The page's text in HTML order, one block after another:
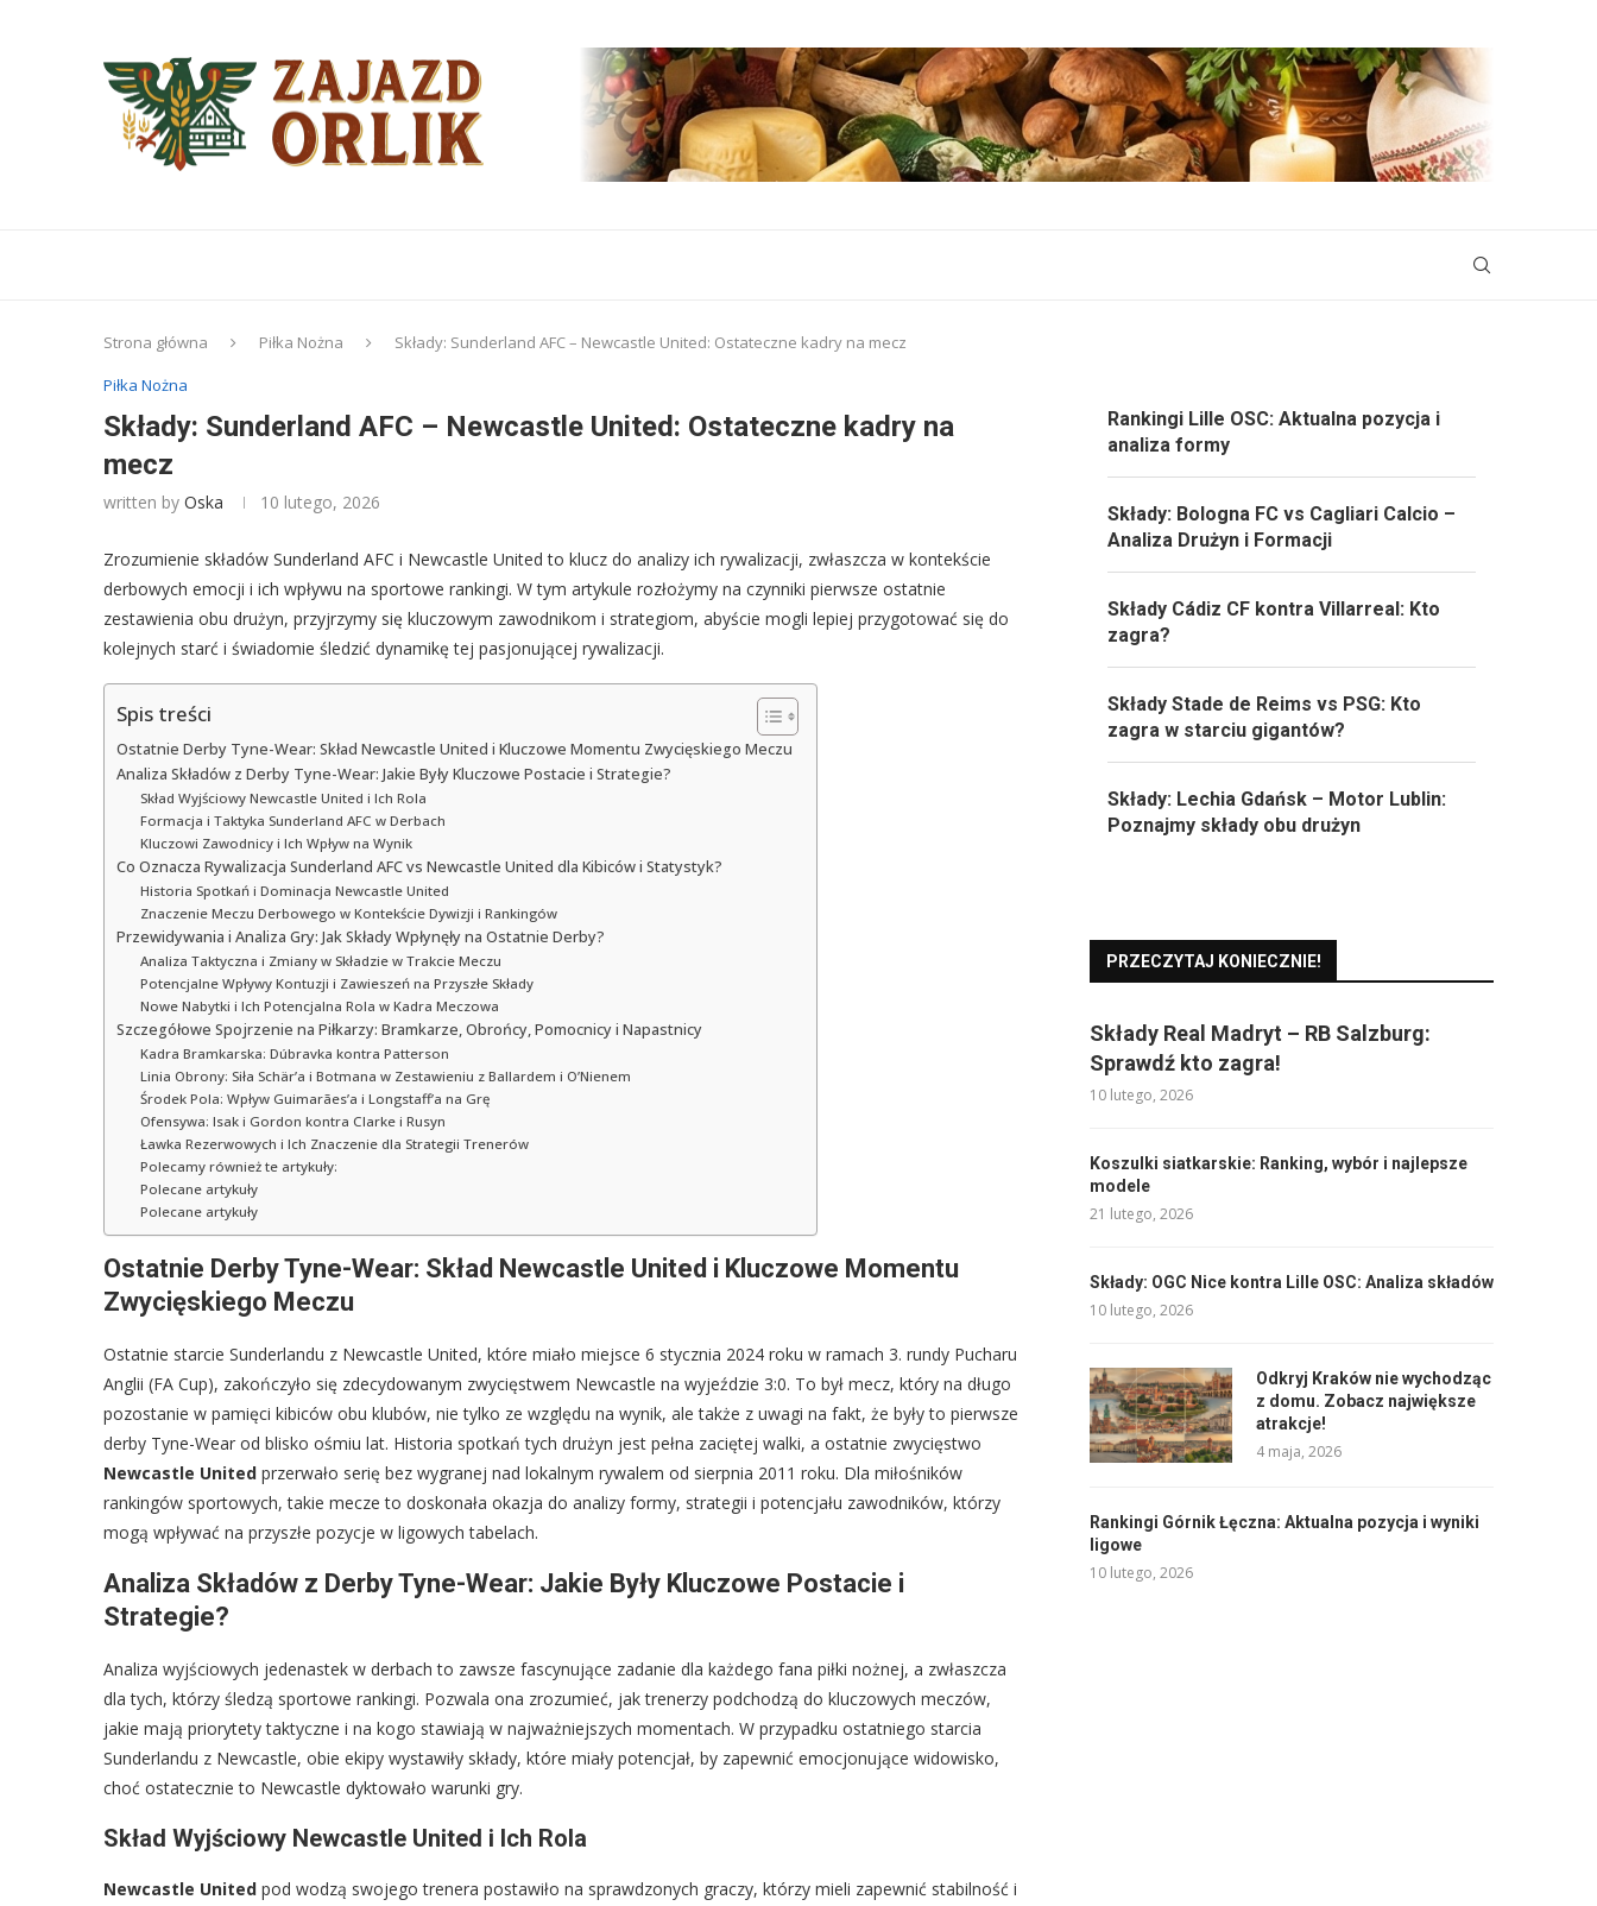
Strona główna Piłka Nożna
Składy: Sunderland AFC – Newcastle United: Ostateczne kadry na mecz
Piłka Nożna
Składy: Sunderland AFC – Newcastle United: Ostateczne kadry na
mecz
written by Oska 10 lutego, 2026
Zrozumienie składów Sunderland AFC i Newcastle United to klucz do analizy ich rywalizacji, zwłaszcza w kontekście
derbowych emocji i ich wpływu na sportowe rankingi. W tym artykule rozłożymy na czynniki pierwsze ostatnie
zestawienia obu drużyn, przyjrzymy się kluczowym zawodnikom i strategiom, abyście mogli lepiej przygotować się do
kolejnych starć i świadomie śledzić dynamikę tej pasjonującej rywalizacji.
Spis treści
Ostatnie Derby Tyne-Wear: Skład Newcastle United i Kluczowe Momentu Zwycięskiego Meczu
Analiza Składów z Derby Tyne-Wear: Jakie Były Kluczowe Postacie i Strategie?
Skład Wyjściowy Newcastle United i Ich Rola
Formacja i Taktyka Sunderland AFC w Derbach
Kluczowi Zawodnicy i Ich Wpływ na Wynik
Co Oznacza Rywalizacja Sunderland AFC vs Newcastle United dla Kibiców i Statystyk?
Historia Spotkań i Dominacja Newcastle United
Znaczenie Meczu Derbowego w Kontekście Dywizji i Rankingów
Przewidywania i Analiza Gry: Jak Składy Wpłynęły na Ostatnie Derby?
Analiza Taktyczna i Zmiany w Składzie w Trakcie Meczu
Potencjalne Wpływy Kontuzji i Zawieszeń na Przyszłe Składy
Nowe Nabytki i Ich Potencjalna Rola w Kadra Meczowa
Szczegółowe Spojrzenie na Piłkarzy: Bramkarze, Obrońcy, Pomocnicy i Napastnicy
Kadra Bramkarska: Dúbravka kontra Patterson
Linia Obrony: Siła Schär’a i Botmana w Zestawieniu z Ballardem i O’Nienem
Środek Pola: Wpływ Guimarães’a i Longstaff’a na Grę
Ofensywa: Isak i Gordon kontra Clarke i Rusyn
Ławka Rezerwowych i Ich Znaczenie dla Strategii Trenerów
Polecamy również te artykuły:
Polecane artykuły
Polecane artykuły
Ostatnie Derby Tyne-Wear: Skład Newcastle United i Kluczowe Momentu
Zwycięskiego Meczu
Ostatnie starcie Sunderlandu z Newcastle United, które miało miejsce 6 stycznia 2024 roku w ramach 3. rundy Pucharu
Anglii (FA Cup), zakończyło się zdecydowanym zwycięstwem Newcastle na wyjeździe 3:0. To był mecz, który na długo
pozostanie w pamięci kibiców obu klubów, nie tylko ze względu na wynik, ale także z uwagi na fakt, że były to pierwsze
derby Tyne-Wear od blisko ośmiu lat. Historia spotkań tych drużyn jest pełna zaciętej walki, a ostatnie zwycięstwo
Newcastle United przerwało serię bez wygranej nad lokalnym rywalem od sierpnia 2011 roku. Dla miłośników
rankingów sportowych, takie mecze to doskonała okazja do analizy formy, strategii i potencjału zawodników, którzy
mogą wpływać na przyszłe pozycje w ligowych tabelach.
Analiza Składów z Derby Tyne-Wear: Jakie Były Kluczowe Postacie i
Strategie?
Analiza wyjściowych jedenastek w derbach to zawsze fascynujące zadanie dla każdego fana piłki nożnej, a zwłaszcza
dla tych, którzy śledzą sportowe rankingi. Pozwala ona zrozumieć, jak trenerzy podchodzą do kluczowych meczów,
jakie mają priorytety taktyczne i na kogo stawiają w najważniejszych momentach. W przypadku ostatniego starcia
Sunderlandu z Newcastle, obie ekipy wystawiły składy, które miały potencjał, by zapewnić emocjonujące widowisko,
choć ostatecznie to Newcastle dyktowało warunki gry.
Skład Wyjściowy Newcastle United i Ich Rola
Newcastle United pod wodzą swojego trenera postawiło na sprawdzonych graczy, którzy mieli zapewnić stabilność i
Rankingi Lille OSC: Aktualna pozycja i
analiza formy
Składy: Bologna FC vs Cagliari Calcio –
Analiza Drużyn i Formacji
Składy Cádiz CF kontra Villarreal: Kto
zagra?
Składy Stade de Reims vs PSG: Kto
zagra w starciu gigantów?
Składy: Lechia Gdańsk – Motor Lublin:
Poznajmy składy obu drużyn
PRZECZYTAJ KONIECZNIE!
Składy Real Madryt – RB Salzburg:
Sprawdź kto zagra!
10 lutego, 2026
Koszulki siatkarskie: Ranking, wybór i najlepsze
modele
21 lutego, 2026
Składy: OGC Nice kontra Lille OSC: Analiza składów
10 lutego, 2026
Odkryj Kraków nie wychodząc
z domu. Zobacz największe
atrakcje!
4 maja, 2026
Rankingi Górnik Łęczna: Aktualna pozycja i wyniki
ligowe
10 lutego, 2026